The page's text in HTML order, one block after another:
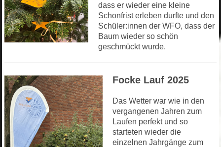
dass er wieder eine kleine
Schonfrist erleben durfte und den
Schüler:innen der WFO, dass der
Baum wieder so schön
geschmückt wurde.
Focke Lauf 2025
Das Wetter war wie in den
vergangenen Jahren zum
Laufen perfekt und so
starteten wieder die
einzelnen Jahrgänge zum